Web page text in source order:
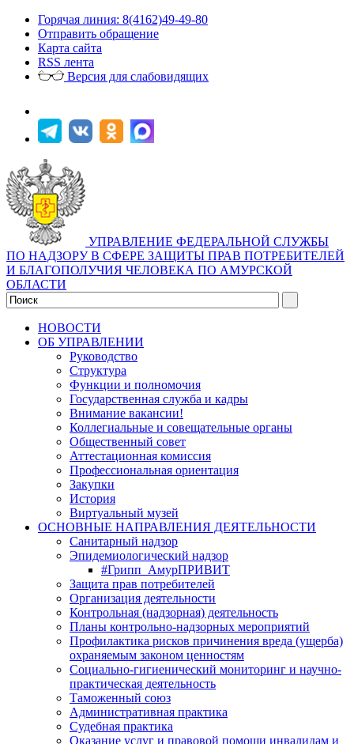
Горячая линия: 8(4162)49-49-80
Отправить обращение
Карта сайта
RSS лента
Версия для слабовидящих
УПРАВЛЕНИЕ ФЕДЕРАЛЬНОЙ СЛУЖБЫ
ПО НАДЗОРУ В СФЕРЕ ЗАЩИТЫ ПРАВ ПОТРЕБИТЕЛЕЙ
И БЛАГОПОЛУЧИЯ ЧЕЛОВЕКА ПО АМУРСКОЙ
ОБЛАСТИ
НОВОСТИ
ОБ УПРАВЛЕНИИ
Руководство
Структура
Функции и полномочия
Государственная служба и кадры
Внимание вакансии!
Коллегиальные и совещательные органы
Общественный совет
Аттестационная комиссия
Профессиональная ориентация
Закупки
История
Виртуальный музей
ОСНОВНЫЕ НАПРАВЛЕНИЯ ДЕЯТЕЛЬНОСТИ
Санитарный надзор
Эпидемиологический надзор
#Грипп_АмурПРИВИТ
Защита прав потребителей
Организация деятельности
Контрольная (надзорная) деятельность
Планы контрольно-надзорных мероприятий
Профилактика рисков причинения вреда (ущерба)
охраняемым законом ценностям
Социально-гигиенический мониторинг и научно-
практическая деятельность
Таможенный союз
Административная практика
Судебная практика
Оказание услуг и правовой помощи инвалидам и